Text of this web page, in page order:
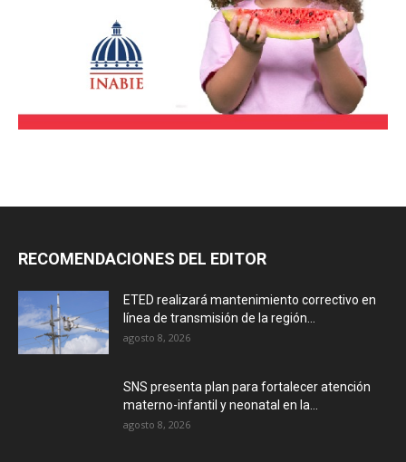
RECOMENDACIONES DEL EDITOR
ETED realizará mantenimiento correctivo en
línea de transmisión de la región...
agosto 8, 2026
SNS presenta plan para fortalecer atención
materno-infantil y neonatal en la...
agosto 8, 2026